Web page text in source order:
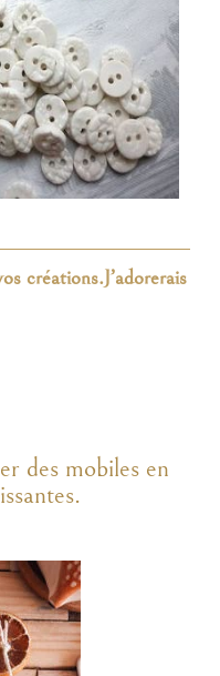
créations.J’adorerais
des mobiles en